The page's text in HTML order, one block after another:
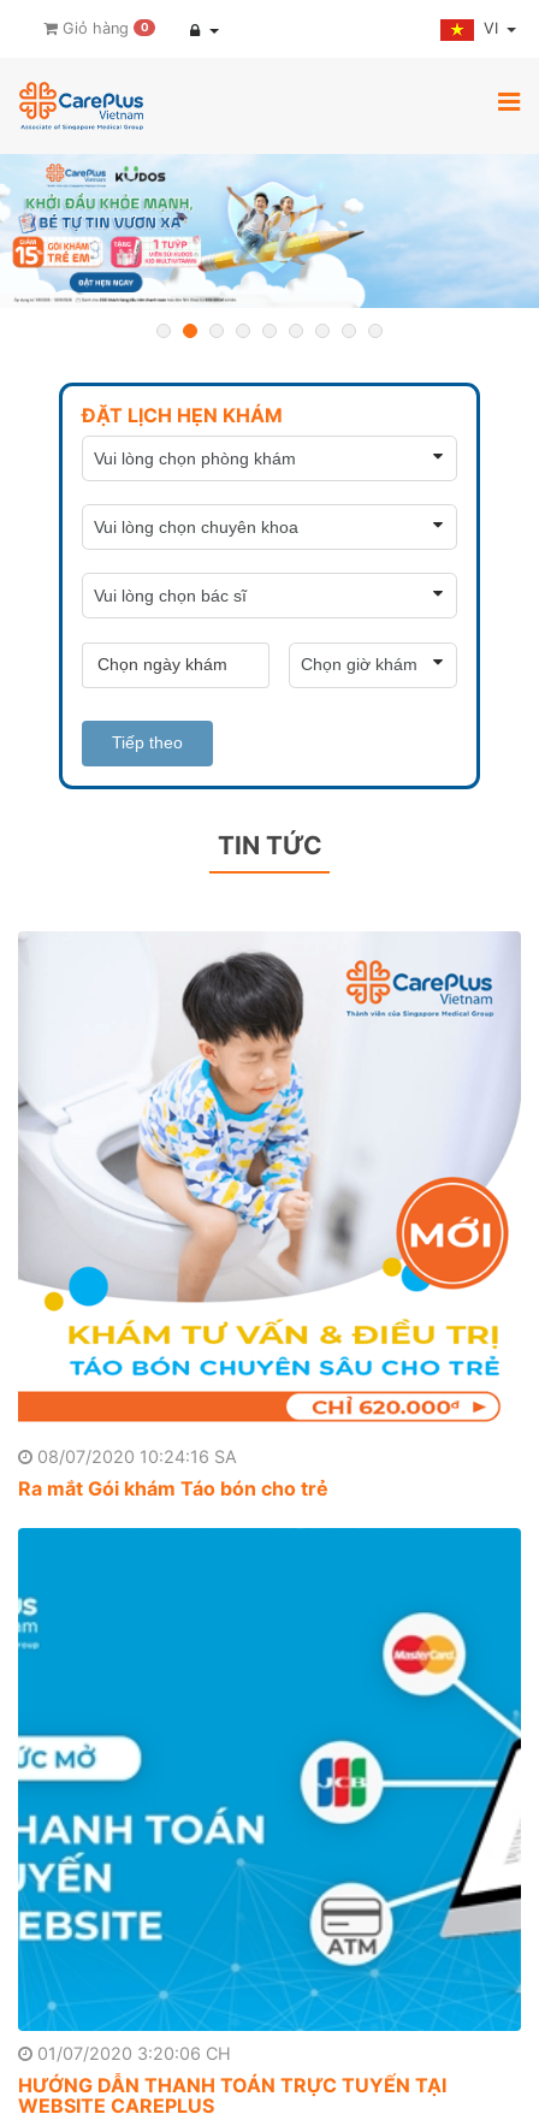
Giỏ hàng 0 VI
ĐẶT LỊCH HẸN KHÁM
Tiếp theo
TIN TỨC
08/07/2020 10:24:16 SA
Ra mắt Gói khám Táo bón cho trẻ
01/07/2020 3:20:06 CH
HƯỚNG DẪN THANH TOÁN TRỰC TUYẾN TẠI
WEBSITE CAREPLUS